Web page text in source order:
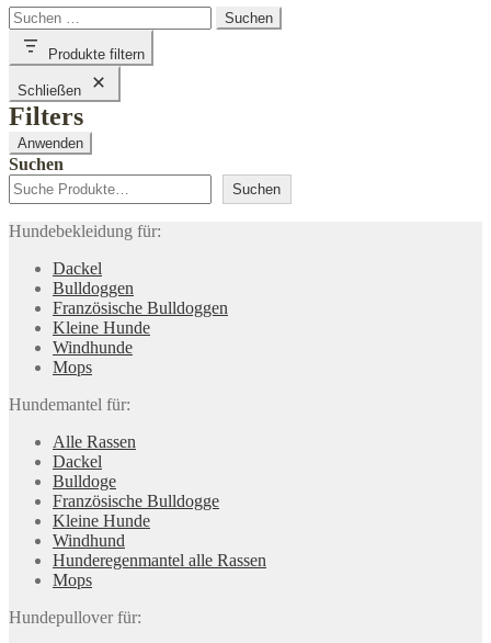
Suchen
nach:
Produkte filtern
Schließen
Filters
Anwenden
Suchen
Suchen
Hundebekleidung für:
Dackel
Bulldoggen
Französische Bulldoggen
Kleine Hunde
Windhunde
Mops
Hundemantel für:
Alle Rassen
Dackel
Bulldoge
Französische Bulldogge
Kleine Hunde
Windhund
Hunderegenman­tel alle Rassen
Mops
Hundepullover für: